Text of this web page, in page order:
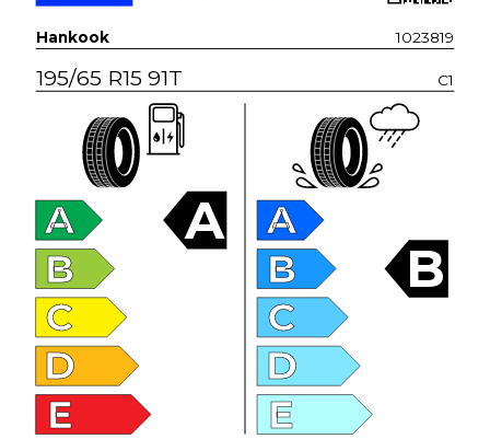
Hankook 1023819
195/65 R15 91T C1
A
B
C
D
E
A A
B
C
D
E
B